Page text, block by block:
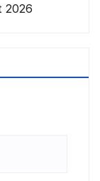
2026